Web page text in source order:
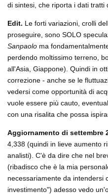
di sintesi, che riporta i dati tratti
Edit. Le forti variazioni, crolli
proseguire, sono SOLO
Sanpaolo ma
perdendo moltissimo terreno,
all'Asia, Giappone). Quindi in
correzione - anche se le
vedersi come opportunità di
vuole essere più cauto,
con una risalita che possa
Aggiornamento di settembre
4,338 (quindi in lieve aumento
analisti). C'è da dire che nel
(ribadisco che è la mia
necessariamente da intendersi
investimento") adesso vedo